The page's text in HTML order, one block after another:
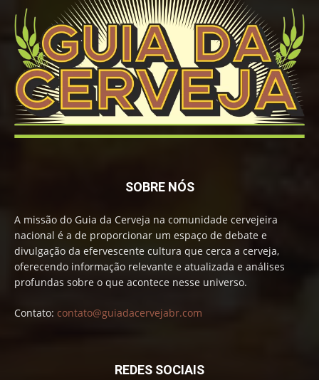
SOBRE NÓS
A missão do Guia da Cerveja na comunidade cervejeira
nacional é a de proporcionar um espaço de debate e
divulgação da efervescente cultura que cerca a cerveja,
oferecendo informação relevante e atualizada e análises
profundas sobre o que acontece nesse universo.
Contato: contato@guiadacervejabr.com
REDES SOCIAIS